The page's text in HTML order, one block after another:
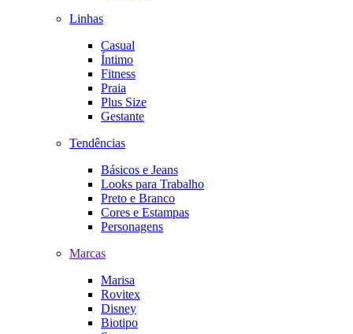
Linhas
Casual
Íntimo
Fitness
Praia
Plus Size
Gestante
Tendências
Básicos e Jeans
Looks para Trabalho
Preto e Branco
Cores e Estampas
Personagens
Marcas
Marisa
Rovitex
Disney
Biotipo